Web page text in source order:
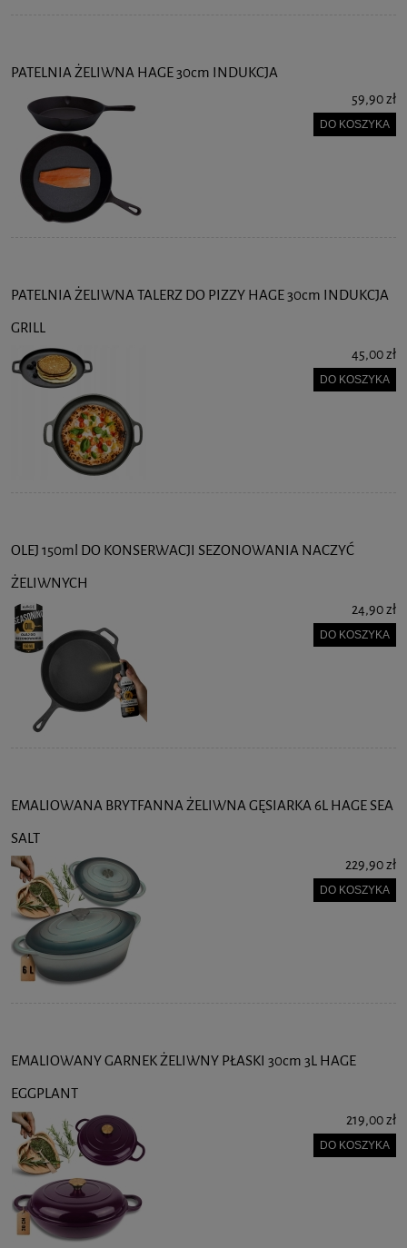
PATELNIA ŻELIWNA HAGE 30cm INDUKCJA
59,90 zł
DO KOSZYKA
PATELNIA ŻELIWNA TALERZ DO PIZZY HAGE 30cm INDUKCJA
GRILL
45,00 zł
DO KOSZYKA
OLEJ 150ml DO KONSERWACJI SEZONOWANIA NACZYĆ
ŻELIWNYCH
24,90 zł
DO KOSZYKA
EMALIOWANA BRYTFANNA ŻELIWNA GĘSIARKA 6L HAGE SEA
SALT
229,90 zł
DO KOSZYKA
EMALIOWANY GARNEK ŻELIWNY PŁASKI 30cm 3L HAGE
EGGPLANT
219,00 zł
DO KOSZYKA